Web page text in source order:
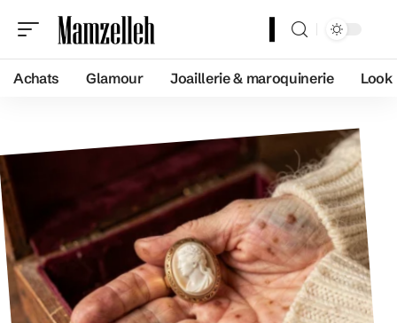
Achats Glamour Joaillerie & maroquinerie Look